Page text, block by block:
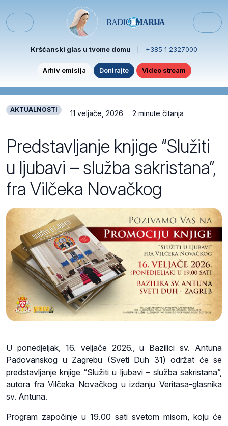
Menu
Kršćanski glas u tvome domu +385 1 2327000
Arhiv emisija Donirajte Video stream
AKTUALNOSTI 11 veljače, 2026 2 minute čitanja
Predstavljanje knjige “Služiti
u ljubavi – služba sakristana”,
fra Vilčeka Novačkog
U ponedjeljak, 16. veljače 2026., u Bazilici sv. Antuna
Padovanskog u Zagrebu (Sveti Duh 31) održat će se
predstavljanje knjige “Služiti u ljubavi – služba sakristana”,
autora fra Vilčeka Novačkog u izdanju Veritasa-glasnika
sv. Antuna.
Program započinje u 19.00 sati svetom misom, koju će